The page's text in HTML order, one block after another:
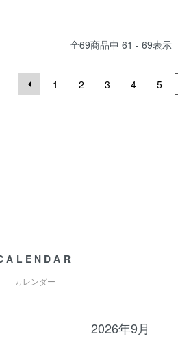
全69商品中 61 - 69表示
1 2 3 4 5
カレンダー
2026年9月